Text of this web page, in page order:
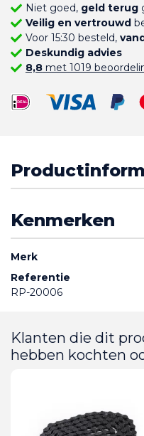
Niet goed, geld terug
Veilig en vertrouwd
Voor 15:30 besteld,
Deskundig advies
8,8met 1019
Kenmerken
Merk
Referentie
RP-20006
Klanten die dit
hebben kochten